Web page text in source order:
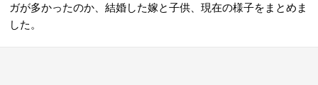
ガが多かったのか、結婚した嫁と子供、現在の様子をまとめま
した。